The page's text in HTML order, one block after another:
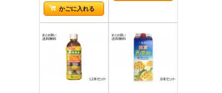
かごに入れる